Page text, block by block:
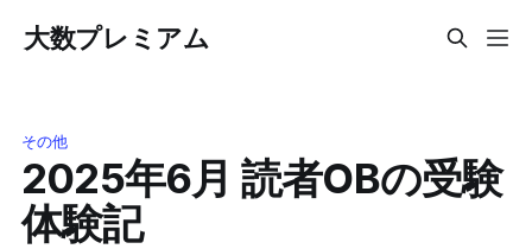
大数プレミアム
その他
2025年6月 読者OBの受験
体験記